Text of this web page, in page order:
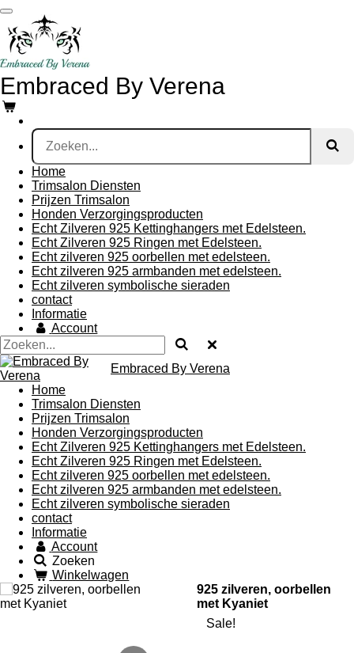
Ga
direct
naar
de
hoofdinhoud
Embraced By Verena
Home
Trimsalon Diensten
Prijzen Trimsalon
Honden Verzorgingsproducten
Echt Zilveren 925 Kettinghangers met Edelsteen.
Echt Zilveren 925 Ringen met Edelsteen.
Echt zilveren 925 oorbellen met edelsteen.
Echt zilveren 925 armbanden met edelsteen.
Echt zilveren symbolische sieraden
contact
Informatie
Account
Embraced By Verena
Home
Trimsalon Diensten
Prijzen Trimsalon
Honden Verzorgingsproducten
Echt Zilveren 925 Kettinghangers met Edelsteen.
Echt Zilveren 925 Ringen met Edelsteen.
Echt zilveren 925 oorbellen met edelsteen.
Echt zilveren 925 armbanden met edelsteen.
Echt zilveren symbolische sieraden
contact
Informatie
Account
Zoeken
Winkelwagen
925 zilveren, oorbellen
met Kyaniet
Sale!